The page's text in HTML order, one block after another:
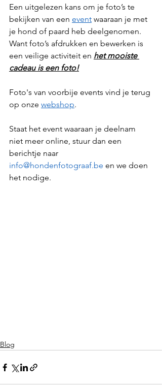
Een uitgelezen kans om je foto’s te
bekijken van een event waaraan je met
je hond of paard heb deelgenomen.
Want foto’s afdrukken en bewerken is
een veilige activiteit en het mooiste
cadeau is een foto!
Foto's van voorbije events vind je terug
op onze webshop.
Staat het event waaraan je deelnam
niet meer online, stuur dan een
berichtje naar
info@hondenfotograaf.be en we doen
het nodige.
Blog